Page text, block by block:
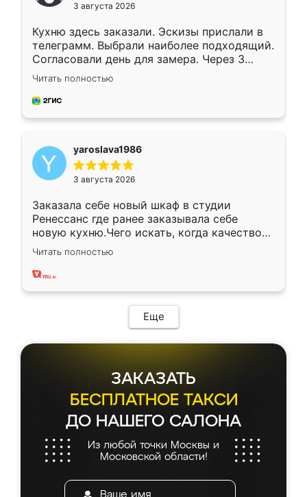
3 августа 2026
Кухню здесь заказали. Эскизы прислали в
телеграмм. Выбрали наиболее подходящий.
Согласовали день для замера. Через 3
недели кухня была уже готова. Остались
довольны работой. Спасибо Ренессанс
мебель за качественную работу!
Читать полностью
yaroslava1986
3 августа 2026
Заказала себе новый шкаф в студии
Ренессанс где ранее заказывала себе
новую кухню.Чего искать, когда качеством
вполне довольна. Служит кухня уже почти
два года, нареканий нет.
Читать полностью
Еще
ЗАКАЗАТЬ
БЕСПЛАТНОЕ ТАКСИ
ДО НАШЕГО САЛОНА
Из любой точки Москвы и
Московской области!